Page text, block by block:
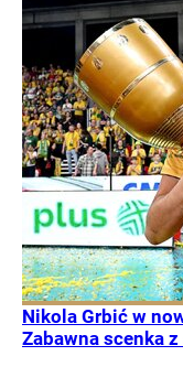
Nikola Grbić w
Zabawna scenka